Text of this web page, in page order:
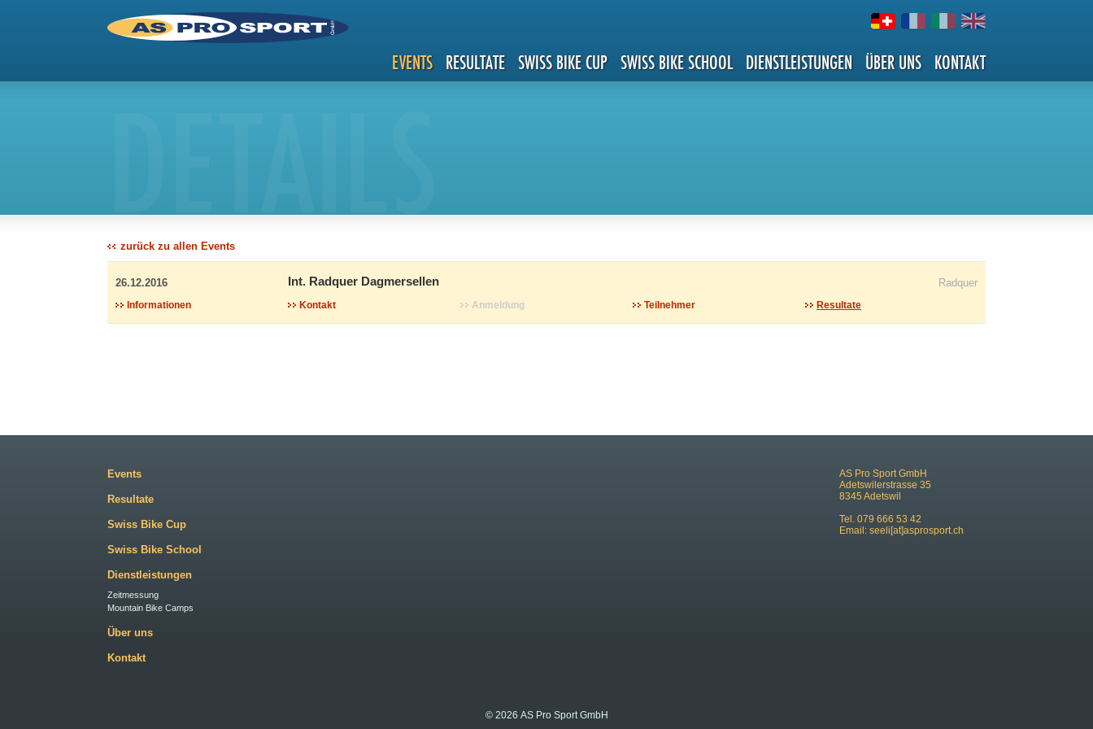
EVENTS RESULTATE SWISS BIKE CUP SWISS BIKE SCHOOL DIENSTLEISTUNGEN ÜBER UNS KONTAKT
zurück zu allen Events
26.12.2016 Radquer
Int. Radquer Dagmersellen
Informationen Kontakt Anmeldung Teilnehmer Resultate
AS Pro Sport GmbH
Adetswilerstrasse 35
8345 Adetswil
Tel. 079 666 53 42
Email: seeli[at]asprosport.ch
Events
Resultate
Swiss Bike Cup
Swiss Bike School
Dienstleistungen
Zeitmessung
Mountain Bike Camps
Über uns
Kontakt
© 2026 AS Pro Sport GmbH